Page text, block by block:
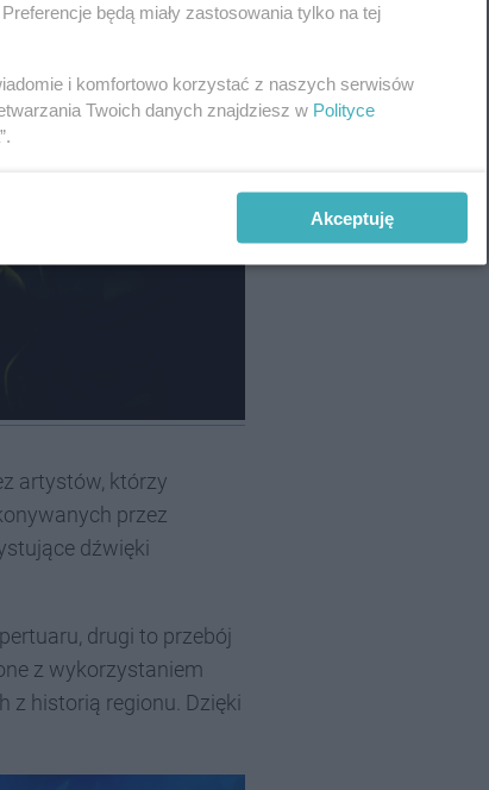
artystów, którzy
przez
dźwięki
drugi to przebój
z wykorzystaniem
z historią regionu. Dzięki
będą miały zastosowania tylko na tej
i komfortowo korzystać z naszych serwisów
Twoich danych znajdziesz w Polityce
Akceptuję